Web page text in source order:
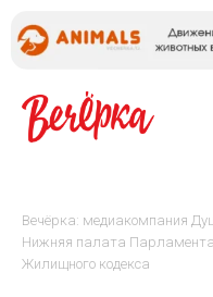
Вечёрка: медиакомпания
Нижняя палата Парламента
Жилищного кодекса